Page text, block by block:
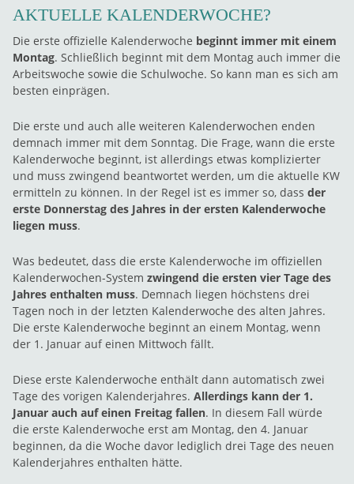
AKTUELLE KALENDERWOCHE?
Die erste offizielle Kalenderwoche beginnt immer mit einem
Montag. Schließlich beginnt mit dem Montag auch immer die
Arbeitswoche sowie die Schulwoche. So kann man es sich am
besten einprägen.
Die erste und auch alle weiteren Kalenderwochen enden
demnach immer mit dem Sonntag. Die Frage, wann die erste
Kalenderwoche beginnt, ist allerdings etwas komplizierter
und muss zwingend beantwortet werden, um die aktuelle KW
ermitteln zu können. In der Regel ist es immer so, dass der
erste Donnerstag des Jahres in der ersten Kalenderwoche
liegen muss.
Was bedeutet, dass die erste Kalenderwoche im offiziellen
Kalenderwochen-System zwingend die ersten vier Tage des
Jahres enthalten muss. Demnach liegen höchstens drei
Tagen noch in der letzten Kalenderwoche des alten Jahres.
Die erste Kalenderwoche beginnt an einem Montag, wenn
der 1. Januar auf einen Mittwoch fällt.
Diese erste Kalenderwoche enthält dann automatisch zwei
Tage des vorigen Kalenderjahres. Allerdings kann der 1.
Januar auch auf einen Freitag fallen. In diesem Fall würde
die erste Kalenderwoche erst am Montag, den 4. Januar
beginnen, da die Woche davor lediglich drei Tage des neuen
Kalenderjahres enthalten hätte.